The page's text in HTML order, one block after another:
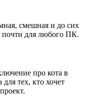
смешная и до сих
почти для любого ПК.
про кота в
тех, кто хочет